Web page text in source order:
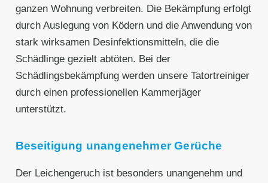
ganzen Wohnung verbreiten. Die Bekämpfung erfolgt
durch Auslegung von Ködern und die Anwendung von
stark wirksamen Desinfektionsmitteln, die die
Schädlinge gezielt abtöten. Bei der
Schädlingsbekämpfung werden unsere Tatortreiniger
durch einen professionellen Kammerjäger
unterstützt.
Beseitigung unangenehmer Gerüche
Der Leichengeruch ist besonders unangenehm und